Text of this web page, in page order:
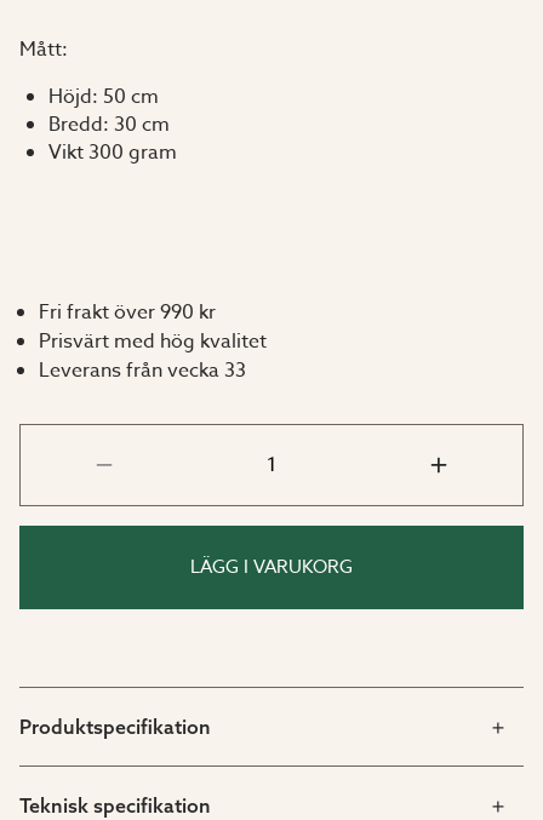
Mått:
Höjd: 50 cm
Bredd: 30 cm
Vikt 300 gram
Fri frakt över 990 kr
Prisvärt med hög kvalitet
Leverans från vecka 33
LÄGG I VARUKORG
Produktspecifikation
Teknisk specifikation